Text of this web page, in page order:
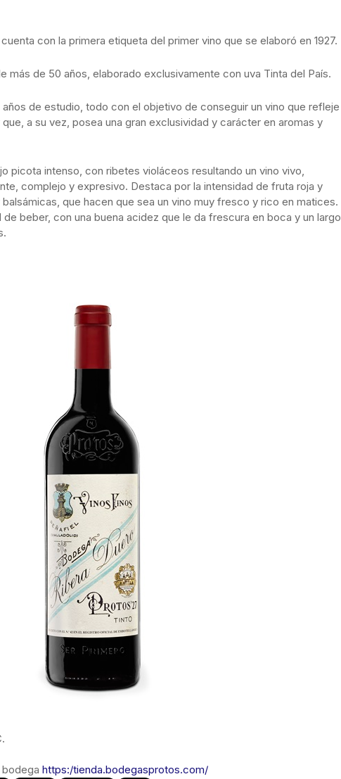
con la primera etiqueta del primer vino que se elaboró en 1927.
más de 50 años, elaborado exclusivamente con uva Tinta del País.
de estudio, todo con el objetivo de conseguir un vino que refleje
a su vez, posea una gran exclusividad y carácter en aromas y
picota intenso, con ribetes violáceos resultando un vino vivo,
complejo y expresivo. Destaca por la intensidad de fruta roja y
que hacen que sea un vino muy fresco y rico en matices.
beber, con una buena acidez que le da frescura en boca y un largo
bodega https:/tienda.bodegasprotos.com/